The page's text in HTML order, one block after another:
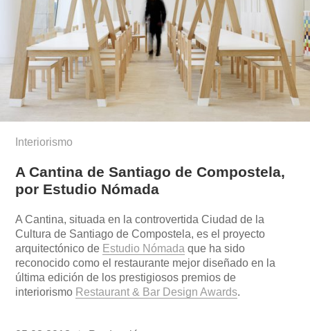
Interiorismo
A Cantina de Santiago de Compostela,
por Estudio Nómada
A Cantina, situada en la controvertida Ciudad de la
Cultura de Santiago de Compostela, es el proyecto
arquitectónico de Estudio Nómada que ha sido
reconocido como el restaurante mejor diseñado en la
última edición de los prestigiosos premios de
interiorismo Restaurant & Bar Design Awards.